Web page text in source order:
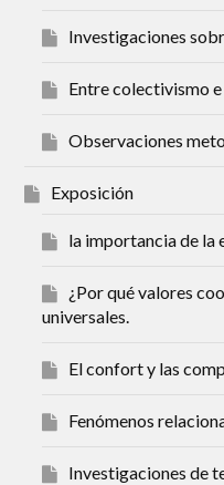
Investigaciones
Entre colectivismo
Observaciones
Exposición
la importancia de la
¿Por qué valores
universales.
El confort y las
Fenómenos
Investigaciones de